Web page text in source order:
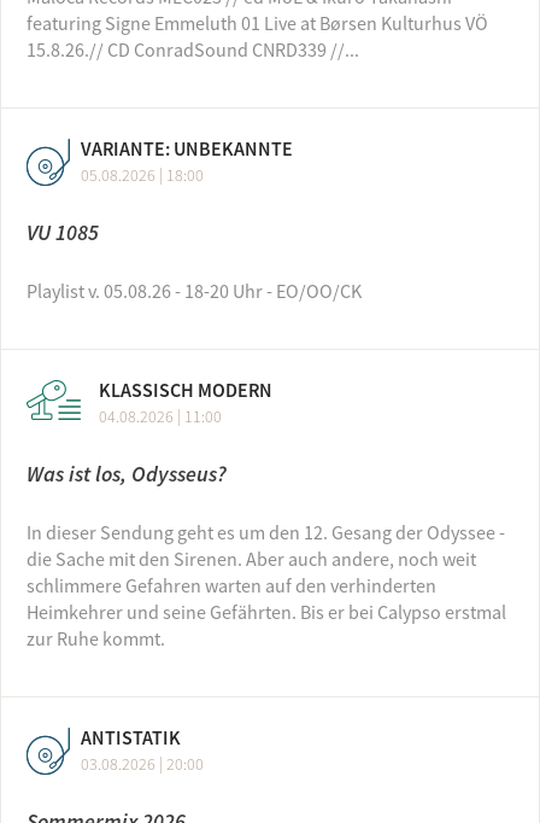
featuring Signe Emmeluth 01 Live at Børsen Kulturhus VÖ
15.8.26.// CD ConradSound CNRD339 //...
VARIANTE: UNBEKANNTE
05.08.2026 | 18:00
VU 1085
Playlist v. 05.08.26 - 18-20 Uhr - EO/OO/CK
KLASSISCH MODERN
04.08.2026 | 11:00
Was ist los, Odysseus?
In dieser Sendung geht es um den 12. Gesang der Odyssee -
die Sache mit den Sirenen. Aber auch andere, noch weit
schlimmere Gefahren warten auf den verhinderten
Heimkehrer und seine Gefährten. Bis er bei Calypso erstmal
zur Ruhe kommt.
ANTISTATIK
03.08.2026 | 20:00